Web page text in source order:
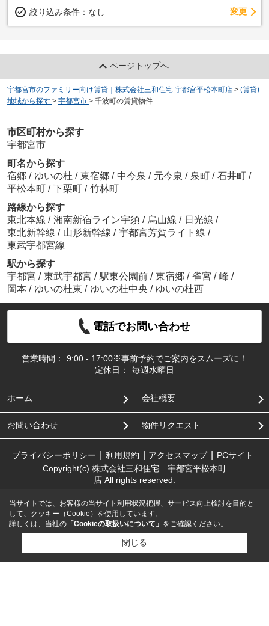
絞り込み条件： なし 変更
ページトップへ
宇都宮市のファミリー向け賃貸｜株式会社三和住宅 宇都宮平松本町店 > (賃貸)
地域から探す > 宇都宮市 > 千波町の賃貸物件
市区町村から探す
宇都宮市
町名から探す
宿郷 / ゆいの杜 / 東宿郷 / 中今泉 / 元今泉 / 泉町 / 石井町 /
平松本町 / 下栗町 / 竹林町
路線から探す
東北本線 / 湘南新宿ライン宇須 / 烏山線 / 日光線 /
東北新幹線 / 山形新幹線 / 宇都宮芳賀ライト線 /
東武宇都宮線
駅から探す
宇都宮 / 東武宇都宮 / 駅東公園前 / 東宿郷 / 雀宮 / 峰 /
岡本 / ゆいの杜東 / ゆいの杜中央 / ゆいの杜西
電話でお問い合わせ
営業時間：
9:00 - 17:00※事前予約でご案内をスムーズに！
定休日：
毎週水曜日
ホーム 会社概要
お問い合わせ 物件リクエスト
プライバシーポリシー 利用規約 アクセスマップ
PCサイト
Copyright(c) 株式会社三和住宅 宇都宮平松本町
店 All rights reserved.
当サイトでは、お客様の当サイト利用状況把握、サービス向上検討を目的と
して、クッキー（Cookie）を使用しています。
詳しくは、当社の 「Cookieの取扱いについて」 をご確認ください。
閉じる